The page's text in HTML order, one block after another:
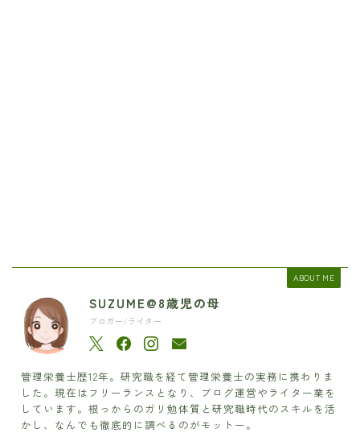
ABOUT ME
SUZUME@8歳児の母
ブロガー/ライター
管理栄養士歴12年。研究職を経て管理栄養士の実務に携わりま
した。現在はフリーランスとなり、ブログ運営やライター業を
しています。根っからのガリ勉体質と研究職時代のスキルを活
かし、なんでも徹底的に調べるのがモットー。